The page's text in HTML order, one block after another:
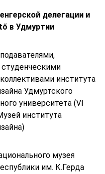
делегации и
в Удмуртии
института
Удмуртского
университета (VI
института
музея
им. К.Герда